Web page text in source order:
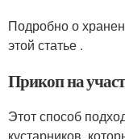
Подробно о
этой статье .
Прикоп на
Этот способ